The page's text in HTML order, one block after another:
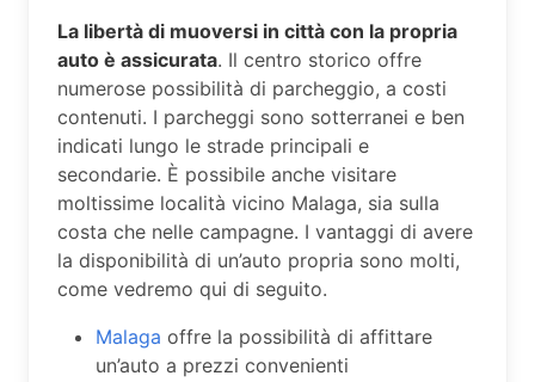
La libertà di muoversi in città con la propria
auto è assicurata. Il centro storico offre
numerose possibilità di parcheggio, a costi
contenuti. I parcheggi sono sotterranei e ben
indicati lungo le strade principali e
secondarie. È possibile anche visitare
moltissime località vicino Malaga, sia sulla
costa che nelle campagne. I vantaggi di avere
la disponibilità di un’auto propria sono molti,
come vedremo qui di seguito.
Malaga offre la possibilità di affittare
un’auto a prezzi convenienti